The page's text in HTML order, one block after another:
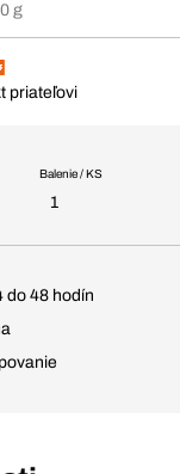
g
priateľovi
Balenie / KS
1
do 48 hodín